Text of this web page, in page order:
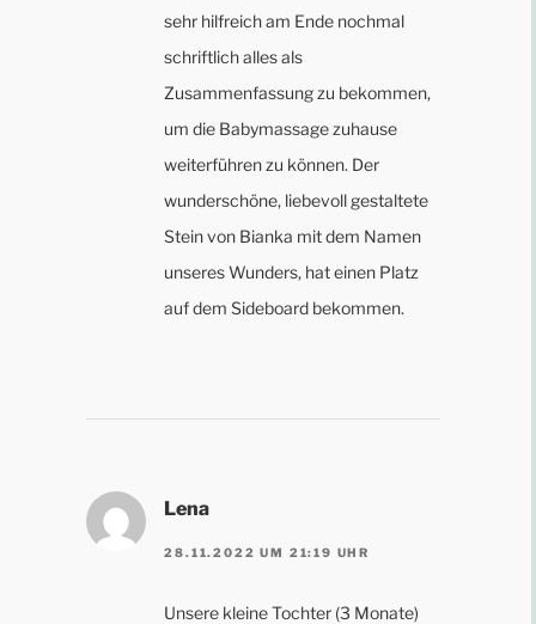
sehr hilfreich am Ende nochmal
schriftlich alles als
Zusammenfassung zu bekommen,
um die Babymassage zuhause
weiterführen zu können. Der
wunderschöne, liebevoll gestaltete
Stein von Bianka mit dem Namen
unseres Wunders, hat einen Platz
auf dem Sideboard bekommen.
Lena
28.11.2022 UM 21:19 UHR
Unsere kleine Tochter (3 Monate)